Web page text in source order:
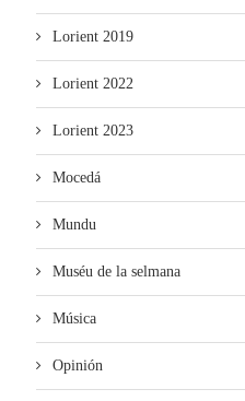
Lorient 2019
Lorient 2022
Lorient 2023
Mocedá
Mundu
Muséu de la selmana
Música
Opinión